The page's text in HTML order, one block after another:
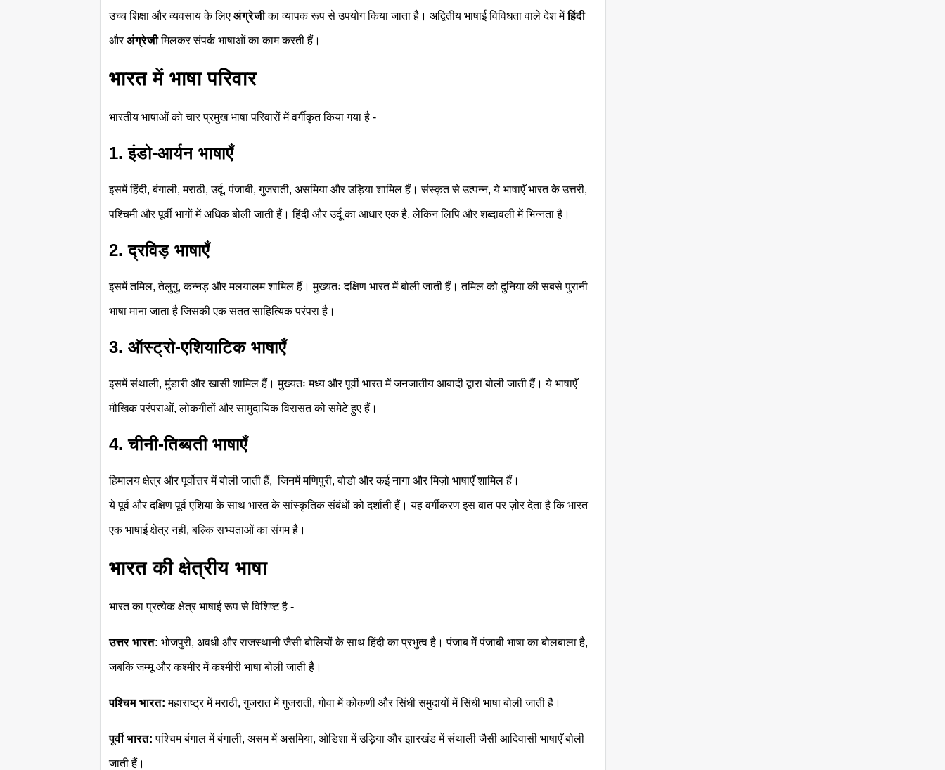
उच्च शिक्षा और व्यवसाय के लिए अंग्रेजीका व्यापक रूप से उपयोग किया जाता है। अद्वितीय भाषाई विविधता वाले देश मेंहिंदी
औरअंग्रेजीमिलकर संपर्क भाषाओं का काम करती हैं।
भारत में भाषा परिवार
भारतीय भाषाओं को चार प्रमुख भाषा परिवारों में वर्गीकृत किया गया है -
1. इंडो-आर्यन भाषाएँ
इसमें हिंदी, बंगाली, मराठी, उर्दू, पंजाबी, गुजराती, असमिया और उड़िया शामिल हैं। संस्कृत से उत्पन्न, ये भाषाएँ भारत के उत्तरी,
पश्चिमी और पूर्वी भागों में अधिक बोली जाती हैं। हिंदी और उर्दू का आधार एक है, लेकिन लिपि और शब्दावली में भिन्नता है।
2. द्रविड़ भाषाएँ
इसमें तमिल, तेलुगु, कन्नड़ और मलयालम शामिल हैं। मुख्यतः दक्षिण भारत में बोली जाती हैं। तमिल को दुनिया की सबसे पुरानी
भाषा माना जाता है जिसकी एक सतत साहित्यिक परंपरा है।
3. ऑस्ट्रो-एशियाटिक भाषाएँ
इसमें संथाली, मुंडारी और खासी शामिल हैं। मुख्यतः मध्य और पूर्वी भारत में जनजातीय आबादी द्वारा बोली जाती हैं। ये भाषाएँ
मौखिक परंपराओं, लोकगीतों और सामुदायिक विरासत को समेटे हुए हैं।
4. चीनी-तिब्बती भाषाएँ
हिमालय क्षेत्र और पूर्वोत्तर में बोली जाती हैं, जिनमें मणिपुरी, बोडो और कई नागा और मिज़ो भाषाएँ शामिल हैं।
ये पूर्व और दक्षिण पूर्व एशिया के साथ भारत के सांस्कृतिक संबंधों को दर्शाती हैं। यह वर्गीकरण इस बात पर ज़ोर देता है कि भारत
एक भाषाई क्षेत्र नहीं, बल्कि सभ्यताओं का संगम है।
भारत की क्षेत्रीय भाषा
भारत का प्रत्येक क्षेत्र भाषाई रूप से विशिष्ट है -
उत्तर भारत: भोजपुरी, अवधी और राजस्थानी जैसी बोलियों के साथ हिंदी का प्रभुत्व है। पंजाब में पंजाबी भाषा का बोलबाला है,
जबकि जम्मू और कश्मीर में कश्मीरी भाषा बोली जाती है।
पश्चिम भारत:महाराष्ट्र में मराठी, गुजरात में गुजराती, गोवा में कोंकणी और सिंधी समुदायों में सिंधी भाषा बोली जाती है।
पूर्वी भारत:पश्चिम बंगाल में बंगाली, असम में असमिया, ओडिशा में उड़िया और झारखंड में संथाली जैसी आदिवासी भाषाएँ बोली
जाती हैं।